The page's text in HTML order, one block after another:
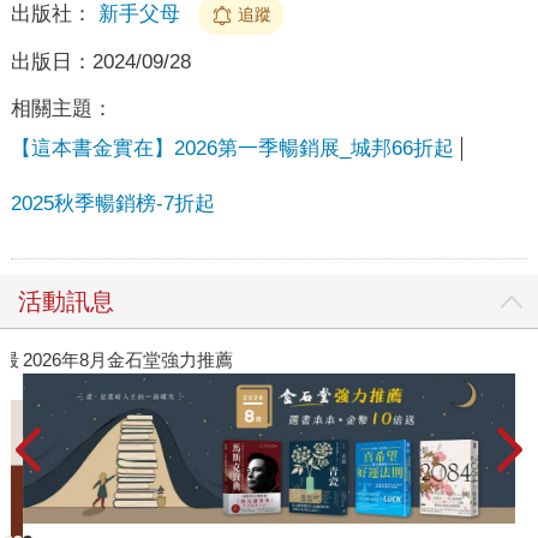
出版社： 新手父母 追蹤
出版日： 2024/09/28
相關主題：
【這本書金實在】2026第一季暢銷展_城邦66折起
2025秋季暢銷榜-7折起
活動訊息
2026年8月金石堂強力推薦